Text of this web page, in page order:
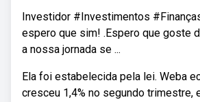
Investidor #Investimentos
espero que sim! .Espero que goste
a nossa jornada se ...
Ela foi estabelecida pela lei. Weba
cresceu 1,4% no segundo trimestre,